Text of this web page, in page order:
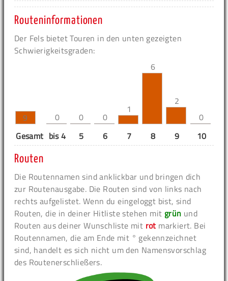
Routeninformationen
Der Fels bietet Touren in den unten gezeigten
Schwierigkeitsgraden:
9 0 0 0
1
6
2
0
Gesamt bis 4 5 6 7 8 9 10
Routen
Die Routennamen sind anklickbar und bringen dich
zur Routenausgabe. Die Routen sind von links nach
rechts aufgelistet. Wenn du eingeloggt bist, sind
Routen, die in deiner Hitliste stehen mit grün und
Routen aus deiner Wunschliste mit rot markiert. Bei
Routennamen, die am Ende mit ° gekennzeichnet
sind, handelt es sich nicht um den Namensvorschlag
des Routenerschließers.